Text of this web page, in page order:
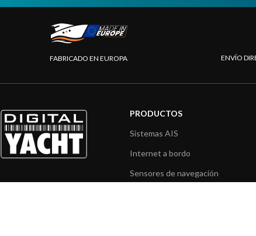
FABRICADO EN EUROPA ENVÍO
PRODUCTOS
Sistemas AIS
Internet a bordo
Sensores de navegación